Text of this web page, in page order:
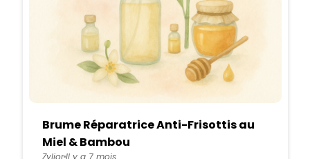
Brume Réparatrice Anti-Frisottis au
Miel & Bambou
ZyliorIl y a 7 mois